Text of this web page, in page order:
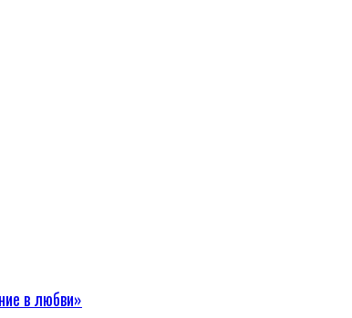
в любви»